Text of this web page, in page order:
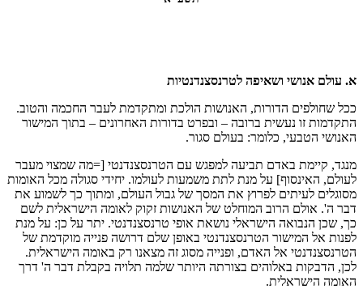
א. עולם אנושי ושאיפה לטרנסצנדנטיות
ככל שחולפים הדורות, האנושות הולכת ומתקדמת לעבר החכמה והטוב.
התקדמות זו נעשית ברובה – ובפרט בדורות האחרונים – בתוך המישור
האנושי הטבעי, כלומר: בעולם סגור.
מנגד, קיימת באדם תביעה למפגש עם הטרנסצנדנטי [=מה שמצוי מעבר
לעולם, האינסוף] על מנת לתת משמעות לעולמו. יחידי סגולה מכל האומות
מסוגלים לעיתים לפרוץ את המסך של גבול העולם, ומתוך כך לשמוע את
דבר ה'. אולם הרוב המוחלט של האנושות זקוק לאומה הישראלית לשם
כך, שכן הנבואה הישראלי נושאת אופי טרנסצנדנטי. יתר על כן: על מנת
לפנות אל המישור הטרנסצנדנטי באופן שלם דרושה פנייה מוקדמת של
הטרנסצנדנטי אל האדם, ופנייה מסוג זה מצאנו רק באומה הישראלית.
לכן, הדבקות באלוהים בצורתה היותר שלמה תלויה בקבלת דבר ה' דרך
האומה הישראלית.